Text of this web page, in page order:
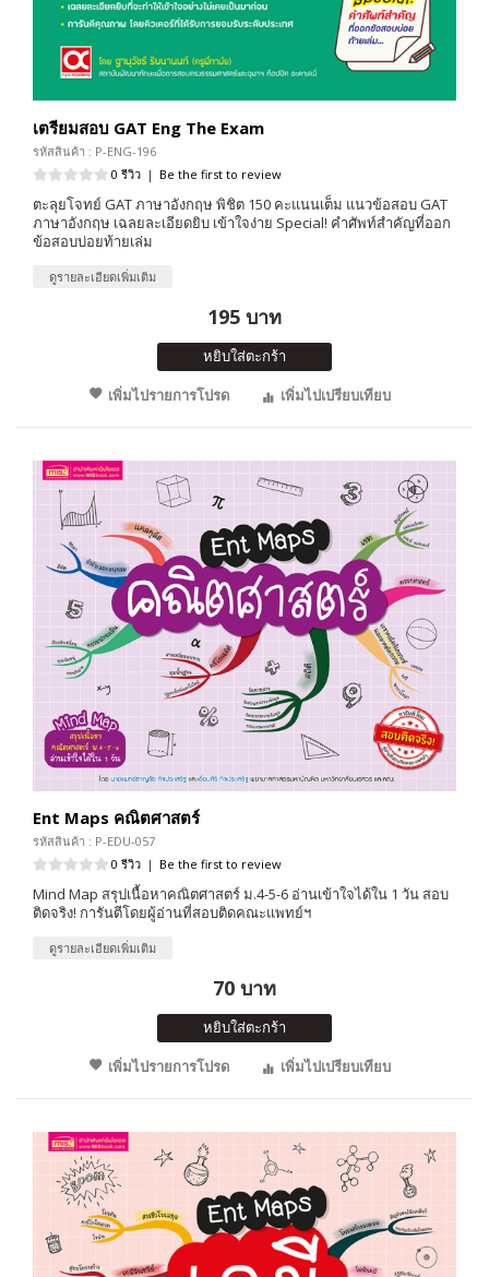
เตรียมสอบ GAT Eng The Exam
รหัสสินค้า : P-ENG-196
0 รีวิว | Be the first to review
ตะลุยโจทย์ GAT ภาษาอังกฤษ พิชิต 150 คะแนนเต็ม แนวข้อสอบ GAT
ภาษาอังกฤษ เฉลยละเอียดยิบ เข้าใจง่าย Special! คำศัพท์สำคัญที่ออก
ข้อสอบบ่อยท้ายเล่ม
ดูรายละเอียดเพิ่มเติม
195 บาท
หยิบใส่ตะกร้า
เพิ่มไปรายการโปรด
เพิ่มไปเปรียบเทียบ
Ent Maps คณิตศาสตร์
รหัสสินค้า : P-EDU-057
0 รีวิว | Be the first to review
Mind Map สรุปเนื้อหาคณิตศาสตร์ ม.4-5-6 อ่านเข้าใจได้ใน 1 วัน สอบ
ติดจริง! การันตีโดยผู้อ่านที่สอบติดคณะแพทย์ฯ
ดูรายละเอียดเพิ่มเติม
70 บาท
หยิบใส่ตะกร้า
เพิ่มไปรายการโปรด
เพิ่มไปเปรียบเทียบ